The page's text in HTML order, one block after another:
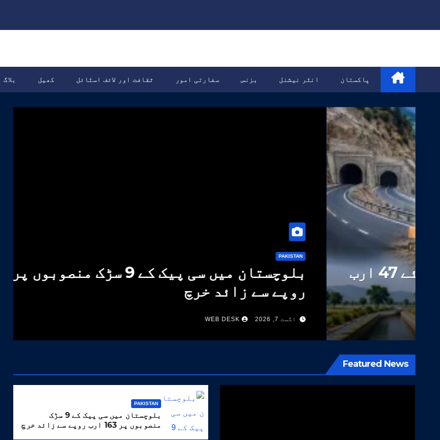
پاکستان انٹر نیشنل بزنس سفارتی امور ثقافت اور لائف اسٹائل کھیل بلاگ
خیبرپختونخوا حکومت کا ضم شدہ اضلاع کے لئے 47 ارب
روپے کے ترقیاتی پروگرام کا منصوبہ
اگست 7, 2026 WEB DESK
Featured News
PAKISTAN
بلوچستان میں سی پیک کے 9 سڑک
منصوبوں پر 163 ارب روپے سے زائد خرچ